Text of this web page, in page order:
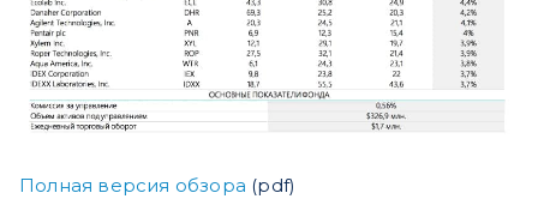
Полная версия обзора (pdf)